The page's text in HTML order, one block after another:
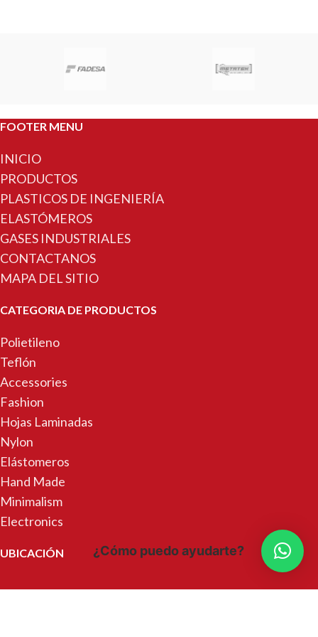
FOOTER MENU
INICIO
PRODUCTOS
PLASTICOS DE INGENIERÍA
ELASTÓMEROS
GASES INDUSTRIALES
CONTACTANOS
MAPA DEL SITIO
CATEGORIA DE PRODUCTOS
Polietileno
Teflón
Accessories
Fashion
Hojas Laminadas
Nylon
Elástomeros
Hand Made
Minimalism
Electronics
UBICACIÓN ¿Cómo puedo ayudarte?